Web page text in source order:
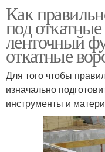
Как
под
ленточный
откатные
Для того чтобы
изначально
инструменты и